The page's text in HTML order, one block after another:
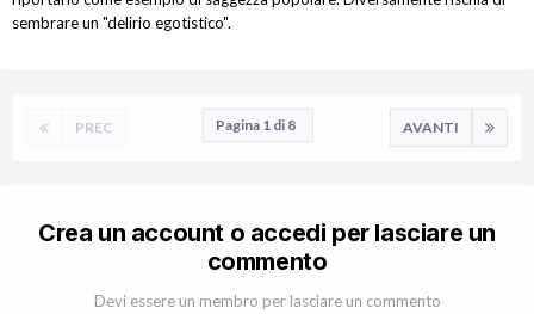
sembrare un "delirio egotistico".
PREC AVANTI
Pagina 1 di 8
Crea un account o accedi per lasciare un
commento
Devi essere un membro per lasciare un commento